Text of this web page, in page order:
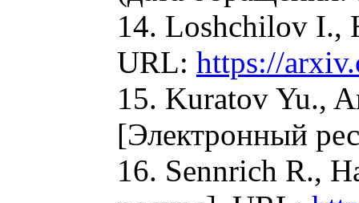
14. Loshchilov I.,
URL: https://
15. Kuratov Yu.,
[Электронный
16. Sennrich R.,